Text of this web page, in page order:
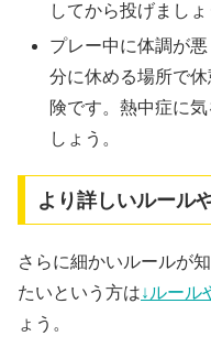
してから投げましょ
プレー中に体調が
分に休める場所で
険です。熱中症に
しょう。
より詳しいルール
さらに細かいルールが
たいという方は↓ルール
ょう。